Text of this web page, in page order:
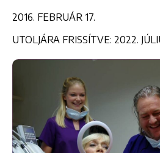
2016. FEBRUÁR 17.
UTOLJÁRA FRISSÍTVE: 2022.